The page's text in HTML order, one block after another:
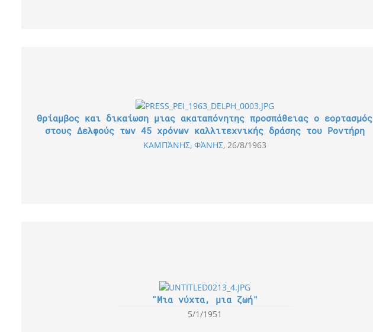
Θρίαμβος και δικαίωση μιας ακαταπόνητης προσπάθειας ο εορτασμός
στους Δελφούς των 45 χρόνων καλλιτεχνικής δράσης του Ροντήρη
ΚΑΜΠΆΝΗΣ, ΦΆΝΗΣ 26/8/1963
"Μια νύχτα, μια ζωή"
5/1/1951